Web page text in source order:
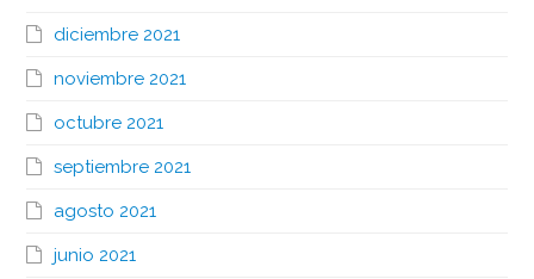
diciembre 2021
noviembre 2021
octubre 2021
septiembre 2021
agosto 2021
junio 2021